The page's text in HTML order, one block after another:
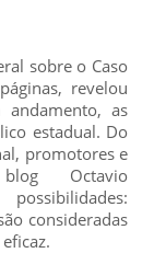
sobre o Caso
revelou
andamento, as
estadual. Do
promotores e
Octavio
consideradas